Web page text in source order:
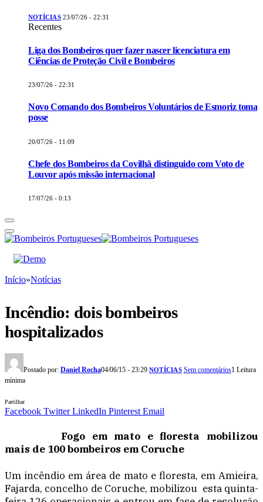
NOTÍCIAS 23/07/26 - 22:31
Recentes
Liga dos Bombeiros quer fazer nascer licenciatura em
Ciências de Proteção Civil e Bombeiros
23/07/26 - 22:31
Novo Comando dos Bombeiros Voluntários de Esmoriz toma
posse
20/07/26 - 11:09
Chefe dos Bombeiros da Covilhã distinguido com Voto de
Louvor após missão internacional
17/07/26 - 0:13
Início»Notícias
Incêndio: dois bombeiros
hospitalizados
Postado por: Daniel Rocha04/06/15 - 23:29 NOTÍCIAS Sem comentários1 Leitura
mínima
Partilhar
Facebook Twitter LinkedIn Pinterest Email
Fogo em mato e floresta mobilizou
mais de 100 bombeiros em Coruche
Um incêndio em área de mato e floresta, em Amieira,
Fajarda, concelho de Coruche, mobilizou esta quinta-